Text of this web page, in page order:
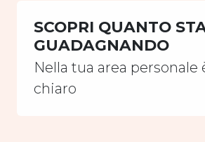
SCOPRI QUANTO
GUADAGNANDO
Nella tua area personale
chiaro